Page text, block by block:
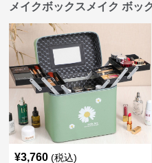
メイクボックスメイク ボッ
¥3,760 (税込)